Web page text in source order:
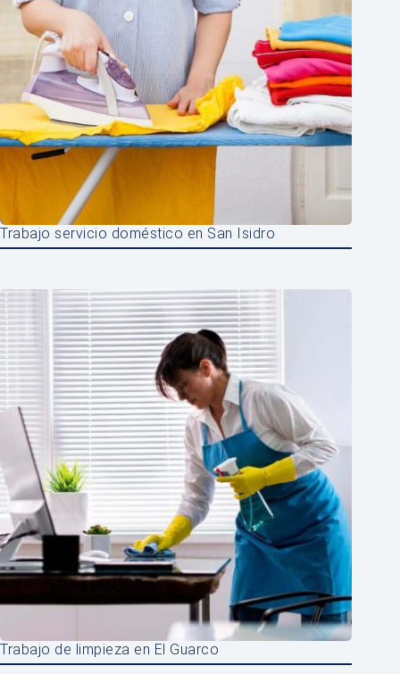
Trabajo servicio doméstico en San Isidro
Trabajo de limpieza en El Guarco